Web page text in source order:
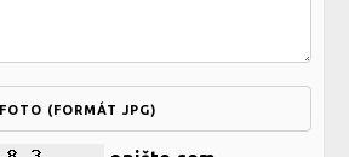
FOTO (FORMÁT JPG)